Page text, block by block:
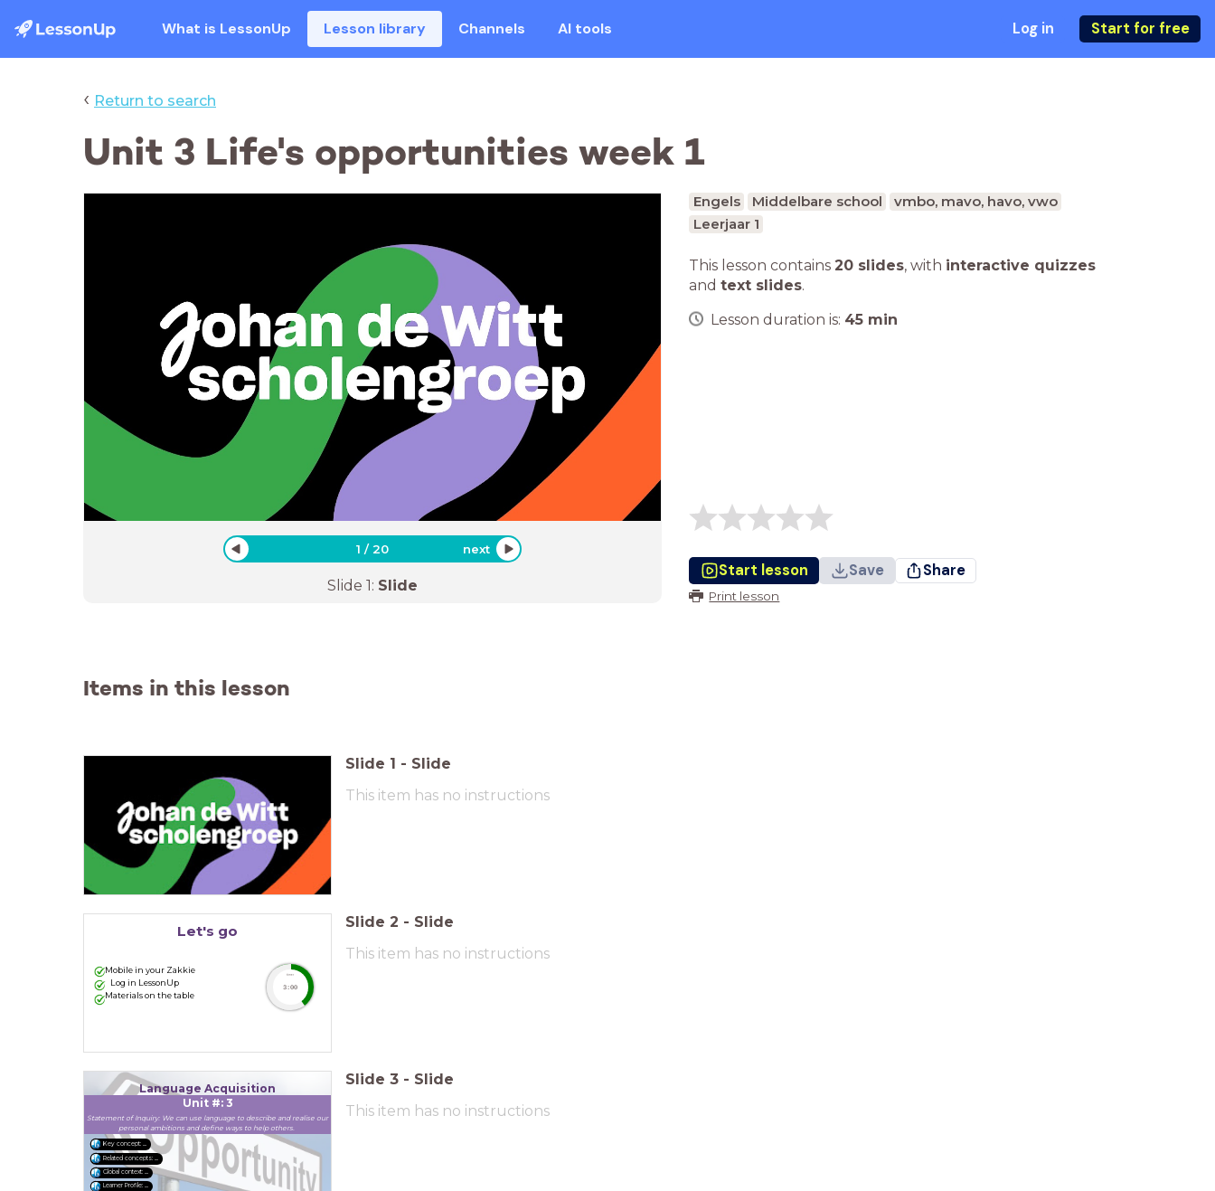
What is LessonUp Lesson library Channels AI tools Log in Start for free
‹ Return to search
Unit 3 Life's opportunities week 1
1 /20 next
Slide 1: Slide
Engels Middelbare school
vmbo, mavo, havo, vwo
Leerjaar 1
This lesson contains 20 slides, with interactive quizzes
and text slides.
Lesson duration is: 45 min
Start lesson Save Share
Print lesson
Items in this lesson
Slide 1 - Slide
This item has no instructions
Let's go
Mobile in your Zakkie
Log in LessonUp
Materials on the table
timer
3:00
Slide 2 - Slide
This item has no instructions
Language Acquisition
Unit #: 3
Learner Profile: ....
Related concepts: ....
Key concept: ....
Statement of Inquiry: We can use language to describe and realise our
personal ambitions and define ways to help others.
Global context: ....
Slide 3 - Slide
This item has no instructions